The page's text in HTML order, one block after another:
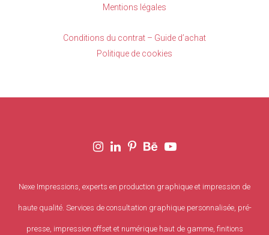
Mentions légales
Conditions du contrat – Guide d’achat
Politique de cookies
Nexe Impressions, experts en production graphique et impression de
haute qualité. Services de consultation graphique personnalisée, pré-
presse, impression offset et numérique haut de gamme, finitions